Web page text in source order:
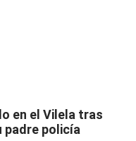
en el Vilela tras
padre policía